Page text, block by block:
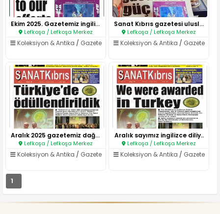
Ekim 2025. Gazetemiz ingilizce..
Lefkoşa / Lefkoşa Merkez
Koleksiyon & Antika / Gazete
Sanat Kıbrıs gazetesi uluslara..
Lefkoşa / Lefkoşa Merkez
Koleksiyon & Antika / Gazete
Aralık 2025 gazetemiz dağıtım..
Lefkoşa / Lefkoşa Merkez
Koleksiyon & Antika / Gazete
Aralık sayımız ingilizce diliy..
Lefkoşa / Lefkoşa Merkez
Koleksiyon & Antika / Gazete
1